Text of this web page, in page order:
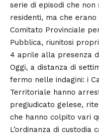
serie di episodi che
residenti, ma che
Comitato Provinciale
Pubblica, riunitosi
4 aprile alla presenza
Oggi, a distanza di
fermo nelle indagini: i
Territoriale hanno
pregiudicato gelese,
che hanno colpito vari
L’ordinanza di